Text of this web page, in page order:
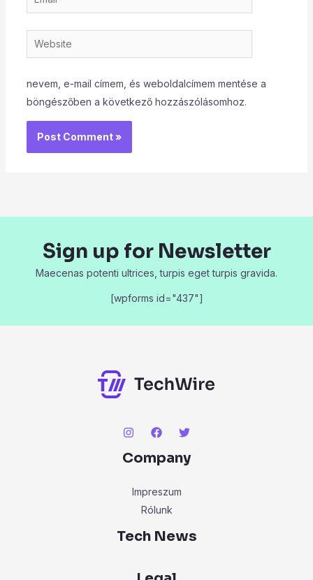
Website
nevem, e-mail címem, és weboldalcímem mentése a
böngészőben a következő hozzászólásomhoz.
Sign up for Newsletter
Maecenas potenti ultrices, turpis eget turpis gravida.
[wpforms id="437"]
Company
Impreszum
Rólunk
Tech News